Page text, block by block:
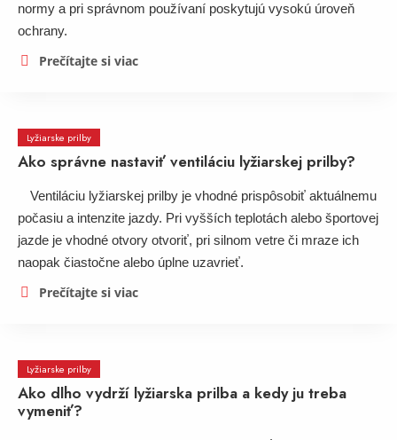
normy a pri správnom používaní poskytujú vysokú úroveň
ochrany.
Prečítajte si viac
Lyžiarske prilby
Ako správne nastaviť ventiláciu lyžiarskej prilby?
Ventiláciu lyžiarskej prilby je vhodné prispôsobiť aktuálnemu
počasiu a intenzite jazdy. Pri vyšších teplotách alebo športovej
jazde je vhodné otvory otvoriť, pri silnom vetre či mraze ich
naopak čiastočne alebo úplne uzavrieť.
Prečítajte si viac
Lyžiarske prilby
Ako dlho vydrží lyžiarska prilba a kedy ju treba
vymeniť?